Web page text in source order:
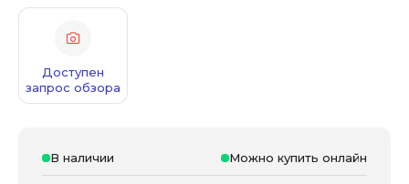
Доступен
запрос обзора
В наличии Можно купить онлайн